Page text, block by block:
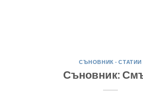
СЪНОВНИК - СТАТИИ
Съновник: